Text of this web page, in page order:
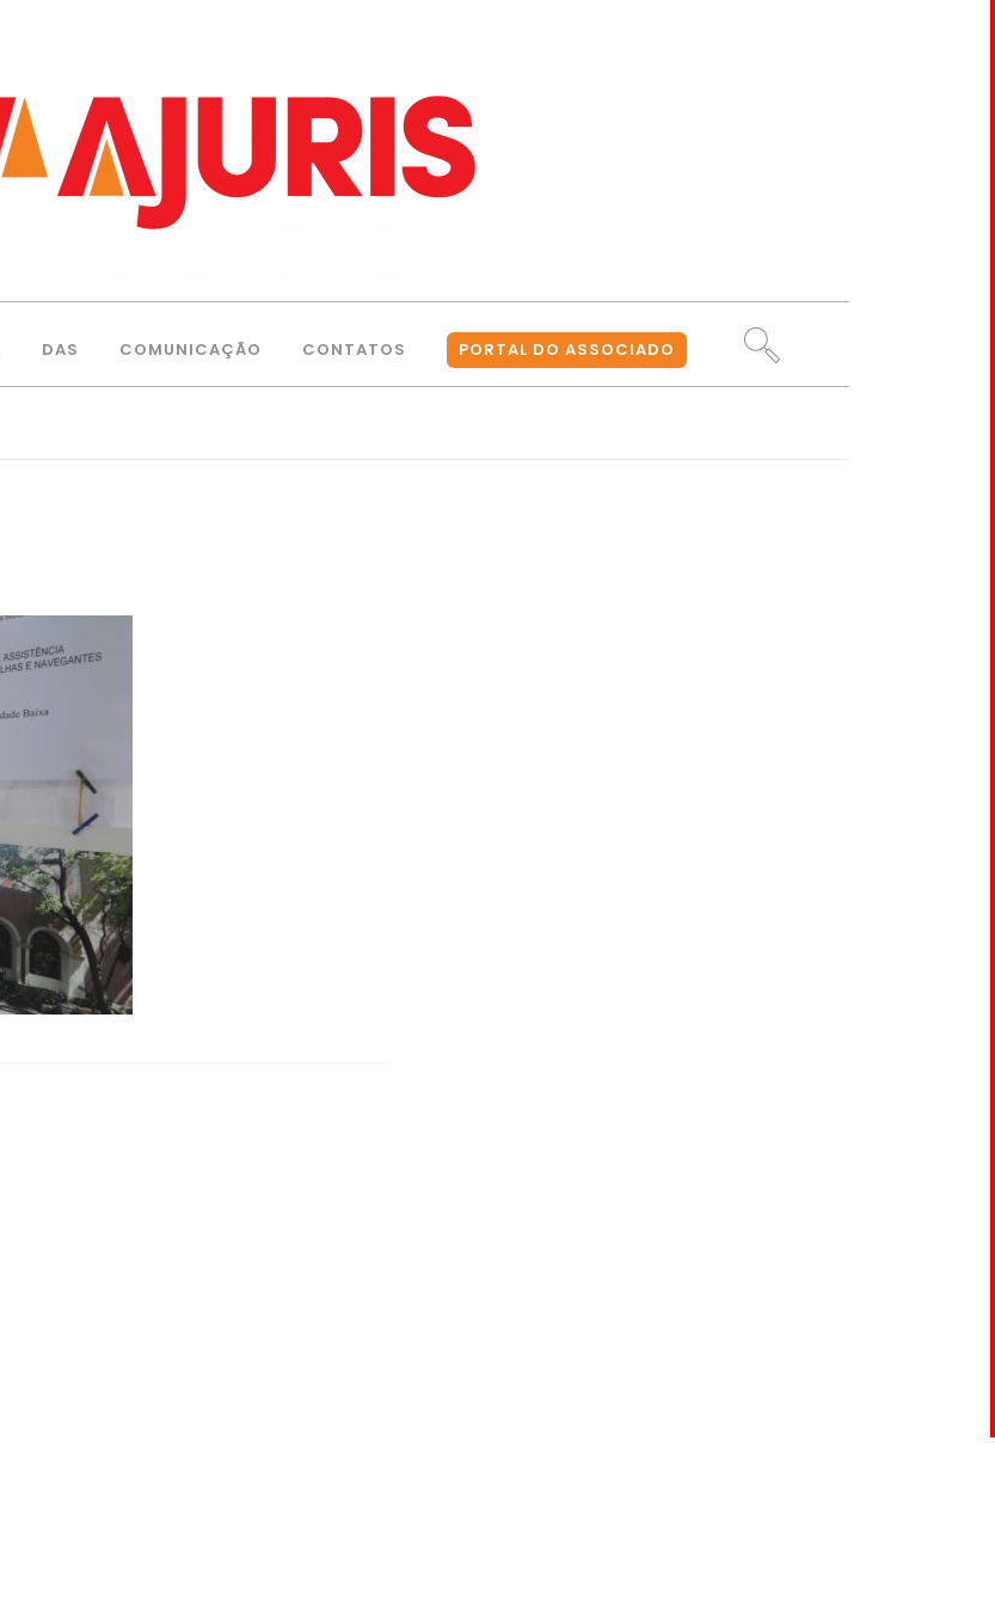
DAS COMUNICAÇÃO CONTATOS PORTAL DO ASSOCIADO